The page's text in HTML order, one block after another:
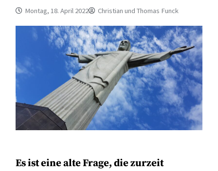
Montag, 18. April 2022 Christian und Thomas Funck
Es ist eine alte Frage, die zurzeit